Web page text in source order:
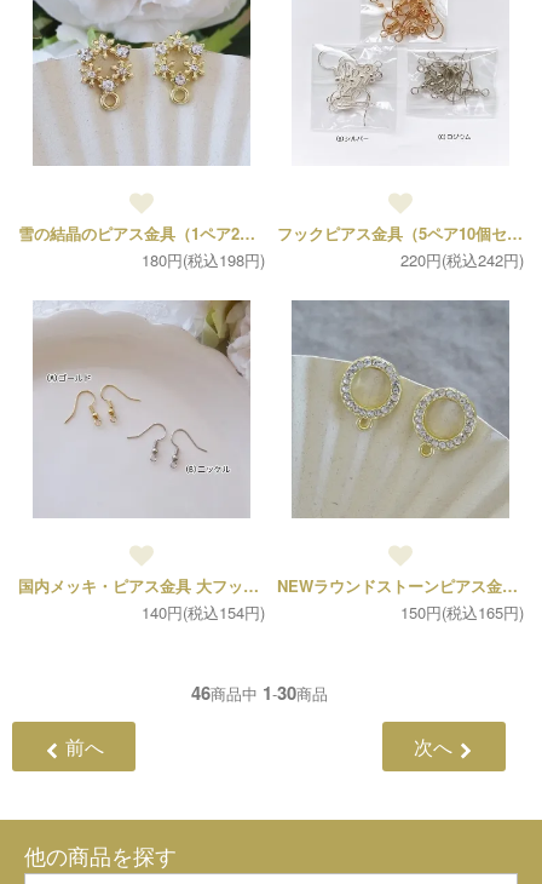
雪の結晶のピアス金具（1ペア2個）
180円(税込198円)
フックピアス金具（5ペア10個セット）
220円(税込242円)
国内メッキ・ピアス金具 大フック（2ペア4個セット）
140円(税込154円)
NEWラウンドストーンピアス金具（1ペア2個）
150円(税込165円)
46商品中 1-30商品
前へ 次へ
他の商品を探す